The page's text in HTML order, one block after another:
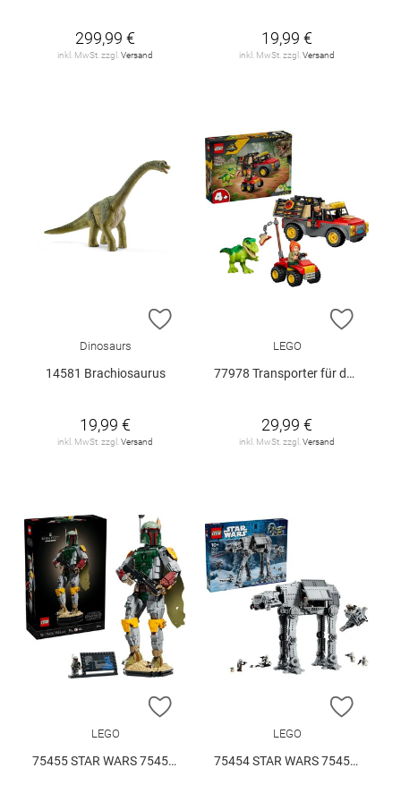
299,99 €
inkl. MwSt. zzgl. Versand
19,99 €
inkl. MwSt. zzgl. Versand
ZUR WUNSCHLISTE HINZUFÜGEN
Dinosaurs
14581 Brachiosaurus
19,99 €
inkl. MwSt. zzgl.Versand
ZUR
LEGO
77978 Transporter für den Jungen T.. V29
29,99 €
inkl. MwSt. zzgl.Versand
ZUR WUNSCHLISTE HINZUFÜGEN
LEGO
75455 STAR WARS 75455 V29
ZUR
LEGO
75454 STAR WARS 75454 V29